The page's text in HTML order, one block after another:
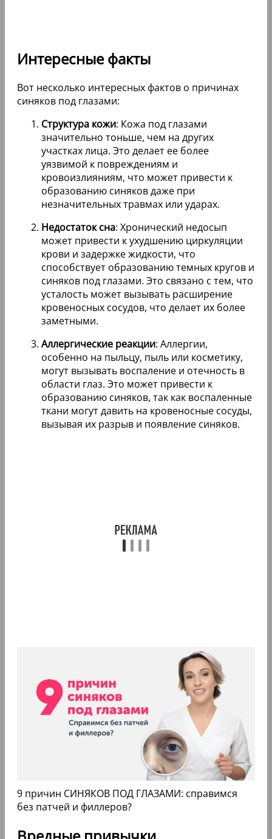
Интересные факты
Вот несколько интересных фактов о причинах
синяков под глазами:
Структура кожи: Кожа под глазами
значительно тоньше, чем на других
участках лица. Это делает ее более
уязвимой к повреждениям и
кровоизлияниям, что может привести к
образованию синяков даже при
незначительных травмах или ударах.
Недостаток сна: Хронический недосып
может привести к ухудшению циркуляции
крови и задержке жидкости, что
способствует образованию темных кругов и
синяков под глазами. Это связано с тем, что
усталость может вызывать расширение
кровеносных сосудов, что делает их более
заметными.
Аллергические реакции: Аллергии,
особенно на пыльцу, пыль или косметику,
могут вызывать воспаление и отечность в
области глаз. Это может привести к
образованию синяков, так как воспаленные
ткани могут давить на кровеносные сосуды,
вызывая их разрыв и появление синяков.
9 причин СИНЯКОВ ПОД ГЛАЗАМИ: справимся
без патчей и филлеров?